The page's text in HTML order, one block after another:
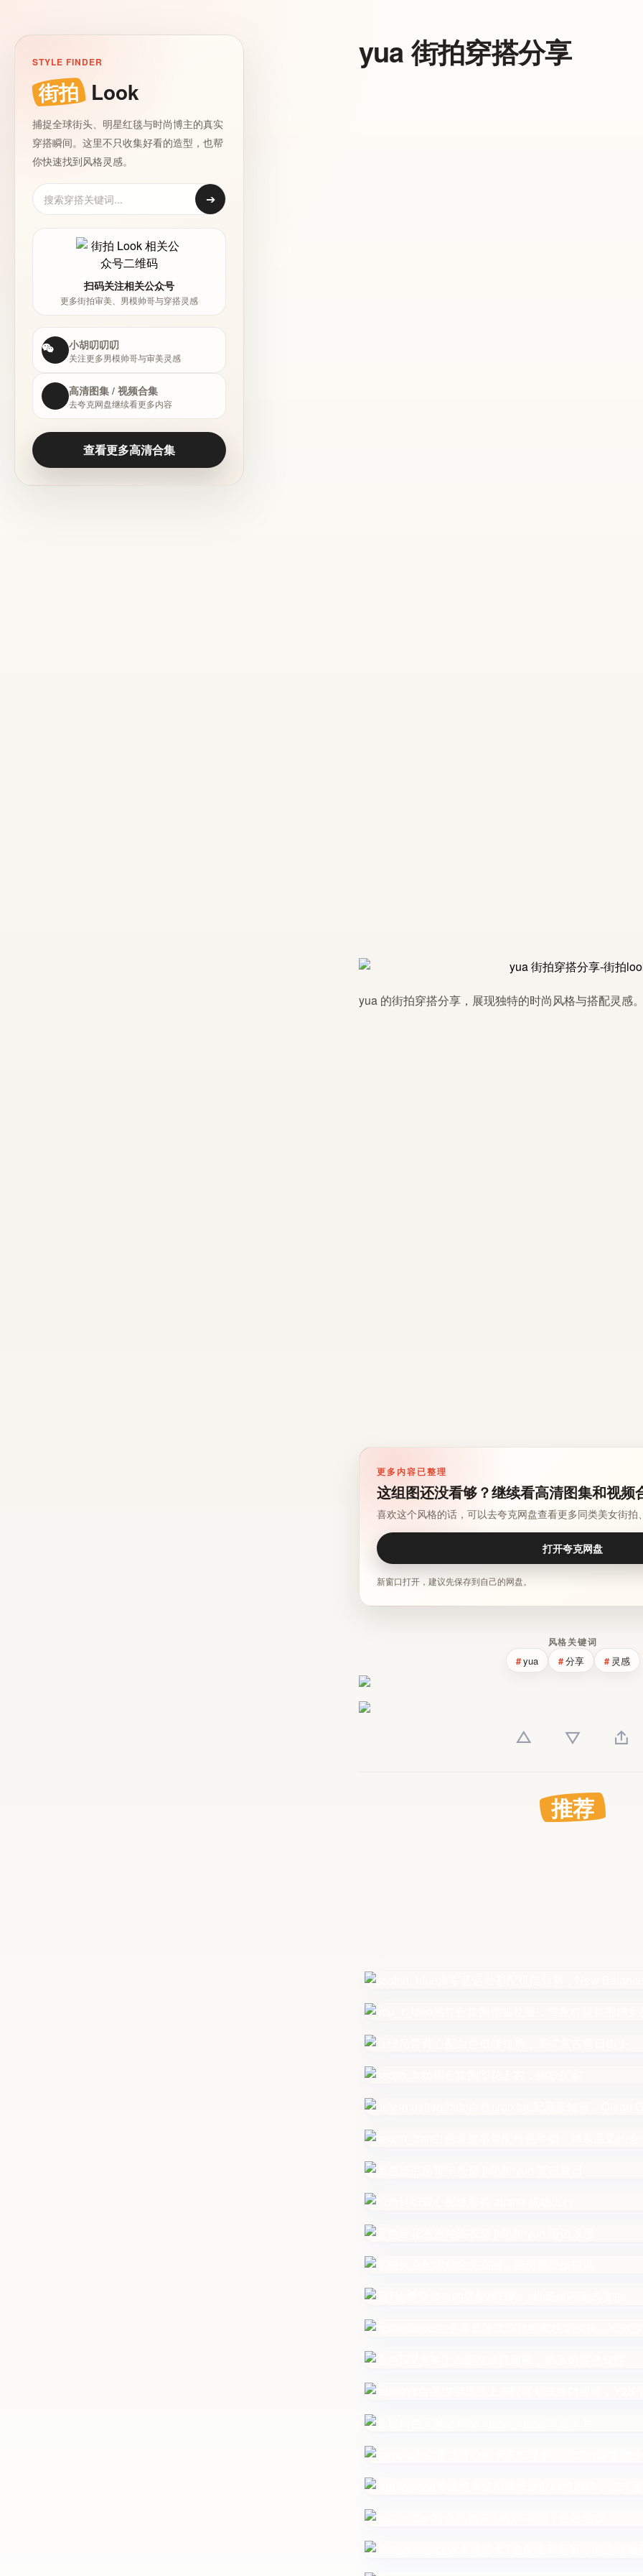
STYLE FINDER
街拍 Look
捕捉全球街头、明星红毯与时尚博主的真实
穿搭瞬间。这里不只收集好看的造型，也帮
你快速找到风格灵感。
➔
扫码关注相关公众号
更多街拍审美、男模帅哥与穿搭灵感
小胡叨叨叨
关注更多男模帅哥与审美灵感
高清图集 / 视频合集
去夸克网盘继续看更多内容
查看更多高清合集
yua 街拍穿搭分享
yua 的街拍穿搭分享 ，展现独特的时尚风格与搭配灵感
更多内容已整理
这组图还没看够？继续看高清图集和视频
喜欢这个风格的话，可以去夸克网盘查看更多同类美女街
打开夸克网盘
新窗口打开，建议先保存到自己的网盘。
风格关键词
yua 分享 灵感
推荐